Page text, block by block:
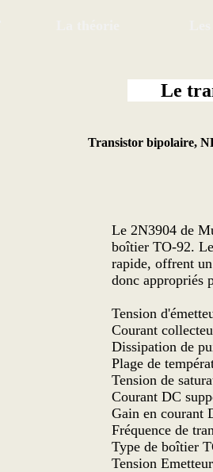
Le
Transistor bipolaire,
Le 2N3904 de
boîtier TO-92.
rapide, offrent
donc appropriés
Tension
Courant
Dissipation de
Plage de
Tension de
Courant DC
Gain en courant
Fréquence de
Type de boîtier
Tension